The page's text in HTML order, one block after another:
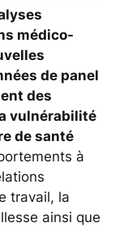
médico-
de panel
des
vulnérabilité
de santé
à
travail, la
ainsi que